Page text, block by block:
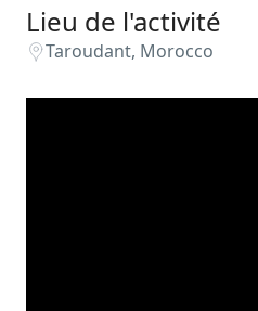
Lieu de l'activité
Taroudant, Morocco